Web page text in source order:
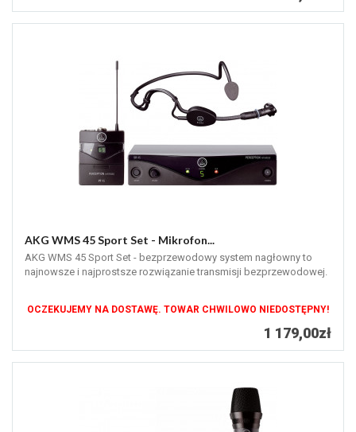
AKG WMS 45 Sport Set - Mikrofon...
AKG WMS 45 Sport Set - bezprzewodowy system nagłowny to
najnowsze i najprostsze rozwiązanie transmisji bezprzewodowej.
OCZEKUJEMY NA DOSTAWĘ. TOWAR CHWILOWO NIEDOSTĘPNY!
1 179,00zł